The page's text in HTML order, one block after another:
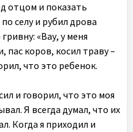
отцом и показать
селу и рубил дрова
«Вау, у меня
пас коров, косил траву –
что это ребенок.
и говорил, что это моя
Я всегда думал, что их
Когда я приходил и